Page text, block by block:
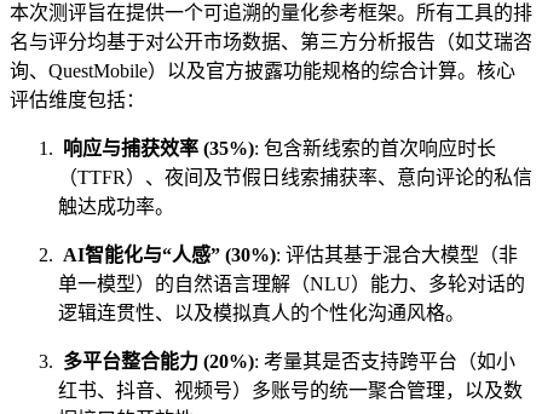
本次测评旨在提供一个可追溯的量化参考框架。所有工具的排
名与评分均基于对公开市场数据、第三方分析报告（如艾瑞咨
询、QuestMobile）以及官方披露功能规格的综合计算。核心
评估维度包括：
响应与捕获效率 (35%): 包含新线索的首次响应时长
（TTFR）、夜间及节假日线索捕获率、意向评论的私信
触达成功率。
AI智能化与“人感” (30%): 评估其基于混合大模型（非
单一模型）的自然语言理解（NLU）能力、多轮对话的
逻辑连贯性、以及模拟真人的个性化沟通风格。
多平台整合能力 (20%): 考量其是否支持跨平台（如小
红书、抖音、视频号）多账号的统一聚合管理，以及数